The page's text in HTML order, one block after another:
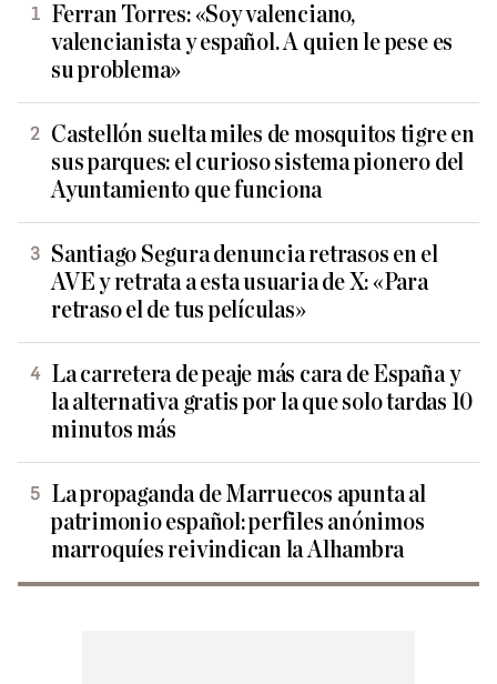
Ferran Torres: «Soy valenciano,
valencianista y español. A quien le pese es
su problema»
Castellón suelta miles de mosquitos tigre en
sus parques: el curioso sistema pionero del
Ayuntamiento que funciona
Santiago Segura denuncia retrasos en el
AVE y retrata a esta usuaria de X: «Para
retraso el de tus películas»
La carretera de peaje más cara de España y
la alternativa gratis por la que solo tardas 10
minutos más
La propaganda de Marruecos apunta al
patrimonio español: perfiles anónimos
marroquíes reivindican la Alhambra